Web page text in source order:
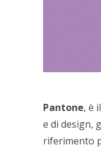
Pantone, è
e di design,
riferimento